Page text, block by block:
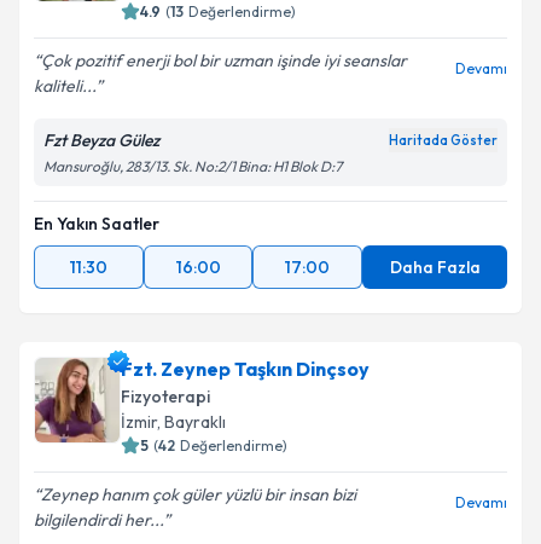
4.9 (13 Değerlendirme)
Çok pozitif enerji bol bir uzman işinde iyi seanslar
kaliteli...
Devamı
Fzt Beyza Gülez Haritada Göster
Mansuroğlu, 283/13. Sk. No:2/1 Bina: H1 Blok D:7
En Yakın Saatler
11:30
16:00 17:00 Daha Fazla
Fzt. Zeynep Taşkın Dinçsoy
Fizyoterapi
İzmir, Bayraklı
5 (42 Değerlendirme)
Zeynep hanım çok güler yüzlü bir insan bizi
bilgilendirdi her...
Devamı